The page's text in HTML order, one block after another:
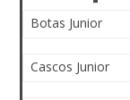
Botas Junior
Cascos Junior